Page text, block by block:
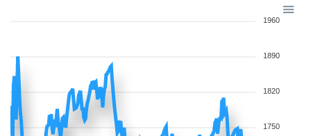
1960
1890
1820
1750